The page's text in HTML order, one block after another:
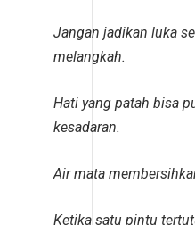
Jangan jadikan luka
melangkah.
Hati yang patah bisa
kesadaran.
Air mata
Ketika satu pintu